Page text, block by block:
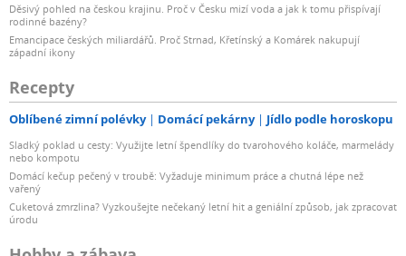
Děsivý pohled na českou krajinu. Proč v Česku mizí voda a jak k tomu přispívají
rodinné bazény?
Emancipace českých miliardářů. Proč Strnad, Křetínský a Komárek nakupují
západní ikony
Recepty
Oblíbené zimní polévky Domácí pekárny Jídlo podle horoskopu
Sladký poklad u cesty: Využijte letní špendlíky do tvarohového koláče, marmelády
nebo kompotu
Domácí kečup pečený v troubě: Vyžaduje minimum práce a chutná lépe než
vařený
Cuketová zmrzlina? Vyzkoušejte nečekaný letní hit a geniální způsob, jak zpracovat
úrodu